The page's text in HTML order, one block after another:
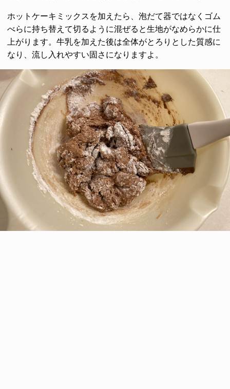
ホットケーキミックスを加えたら、泡だて器ではなくゴム
べらに持ち替えて切るように混ぜると生地がなめらかに仕
上がります。牛乳を加えた後は全体がとろりとした質感に
なり、流し入れやすい固さになりますよ。